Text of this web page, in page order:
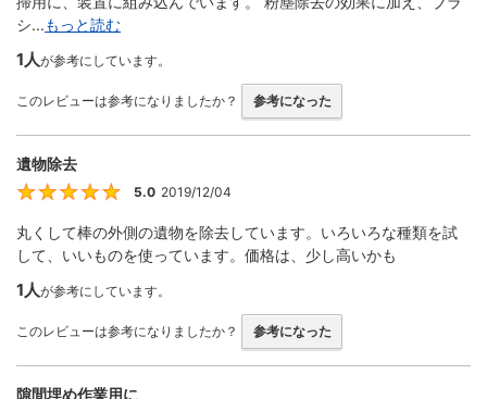
シ...もっと読む
1人が参考にしています。
このレビューは参考になりましたか？ 参考になった
遺物除去
5
5.0 2019/12/04
丸くして棒の外側の遺物を除去しています。いろいろな種類を試
して、いいものを使っています。価格は、少し高いかも
1人が参考にしています。
このレビューは参考になりましたか？ 参考になった
隙間埋め作業用に